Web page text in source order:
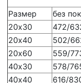
Размер
без
20х30
472/
20х40
502/
20х60
559/
40х30
578/
40х40
616/